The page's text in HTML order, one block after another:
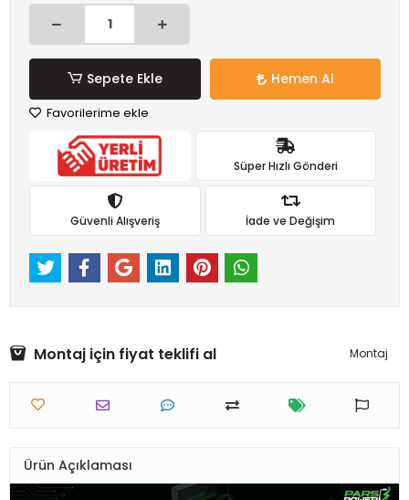
Sepete Ekle Hemen Al
Favorilerime ekle
Süper Hızlı Gönderi
Güvenli Alışveriş İade ve Değişim
Montaj için fiyat teklifi al Montaj
Ürün Açıklaması